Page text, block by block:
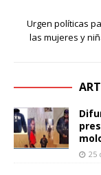
Urgen políticas
las mujeres y
25